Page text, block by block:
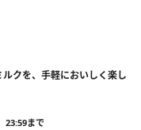
クを、手軽においしく楽し
23:59まで